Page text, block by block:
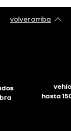
volver arriba
hasta